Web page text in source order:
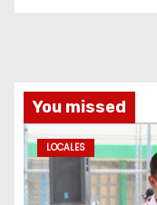
You missed
LOCALES